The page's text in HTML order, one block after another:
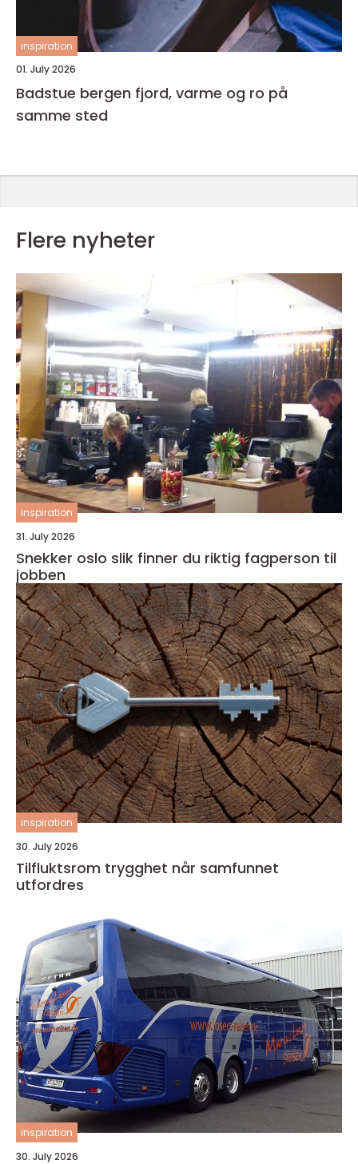
inspiration
01. July 2026
Badstue bergen fjord, varme og ro på
samme sted
Flere nyheter
inspiration
31. July 2026
Snekker oslo slik finner du riktig fagperson til
jobben
inspiration
30. July 2026
Tilfluktsrom trygghet når samfunnet
utfordres
inspiration
30. July 2026